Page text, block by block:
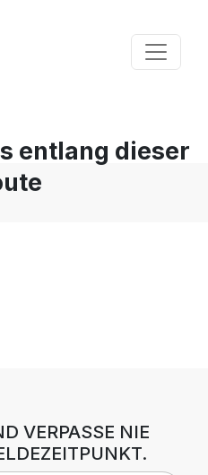
entlang dieser
VERPASSE NIE